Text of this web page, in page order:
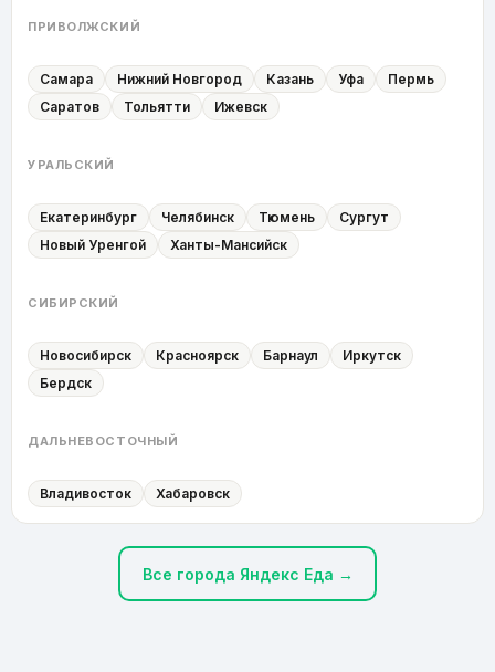
ПРИВОЛЖСКИЙ
Самара Нижний Новгород Казань Уфа
Пермь
Саратов
Тольятти Ижевск
УРАЛЬСКИЙ
Екатеринбург Челябинск Тюмень
Сургут
Новый Уренгой
Ханты-Мансийск
СИБИРСКИЙ
Новосибирск Красноярск Барнаул
Иркутск
Бердск
ДАЛЬНЕВОСТОЧНЫЙ
Владивосток Хабаровск
Все города Яндекс Еда →